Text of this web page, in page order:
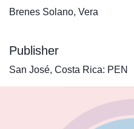
Brenes Solano, Vera
Publisher
San José, Costa Rica: PEN